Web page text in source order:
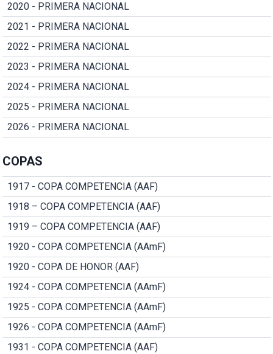
2020 - PRIMERA NACIONAL
2021 - PRIMERA NACIONAL
2022 - PRIMERA NACIONAL
2023 - PRIMERA NACIONAL
2024 - PRIMERA NACIONAL
2025 - PRIMERA NACIONAL
2026 - PRIMERA NACIONAL
COPAS
1917 - COPA COMPETENCIA (AAF)
1918 – COPA COMPETENCIA (AAF)
1919 – COPA COMPETENCIA (AAF)
1920 - COPA COMPETENCIA (AAmF)
1920 - COPA DE HONOR (AAF)
1924 - COPA COMPETENCIA (AAmF)
1925 - COPA COMPETENCIA (AAmF)
1926 - COPA COMPETENCIA (AAmF)
1931 - COPA COMPETENCIA (AAF)